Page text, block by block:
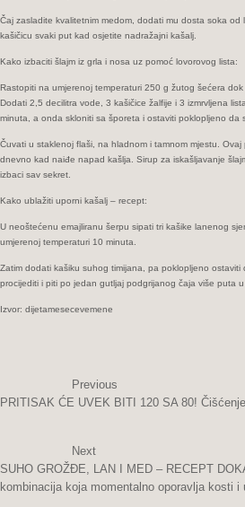
Čaj zasladite kvalitetnim medom, dodati mu dosta soka
kašičicu svaki put kad osjetite nadražajni kašalj.
Kako izbaciti šlajm iz grla i nosa uz pomoć lovorovog lista:
Rastopiti na umjerenoj temperaturi 250 g žutog šećera
Dodati 2,5 decilitra vode, 3 kašičice žalfije i 3 izmrvljena
minuta, a onda skloniti sa šporeta i ostaviti poklopljeno da
Čuvati u staklenoj flaši, na hladnom i tamnom mjestu. Ovaj
dnevno kad naiđe napad kašlja. Sirup za iskašljavanje
izbaci sav sekret.
Kako ublažiti uporni kašalj – recept:
U neoštećenu emajliranu šerpu sipati tri kašike lanenog
umjerenoj temperaturi 10 minuta.
Zatim dodati kašiku suhog timijana, pa poklopljeno
procijediti i piti po jedan gutljaj podgrijanog čaja više puta u
Izvor: dijetamesecevemene
Previous
PRITISAK ĆE UVEK BITI 120 SA 80!
Next
SUHO GROŽĐE, LAN I MED – RECEPT
kombinacija koja momentalno oporavlja kosti